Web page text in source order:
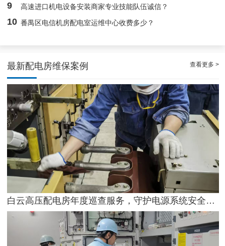
9 高速进口机电设备安装商家专业技能队伍诚信？
10 番禺区电信机房配电室运维中心收费多少？
最新配电房维保案例 查看更多 >
白云配电房要求检修服务，支持配电房稳定
白云高压配电房年度巡查服务，守护电源系统安全稳定运行